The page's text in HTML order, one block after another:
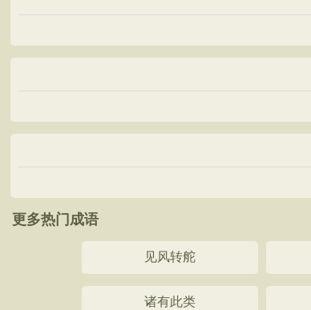
更多热门成语
见风转舵
诸有此类